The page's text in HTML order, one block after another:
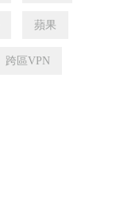
蘋果
跨區VPN